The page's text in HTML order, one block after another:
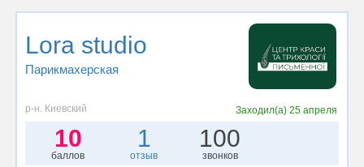
Lora studio
Парикмахерская
р-н. Киевский Заходил(а)25 апреля
10
баллов
1
отзыв
100
звонков